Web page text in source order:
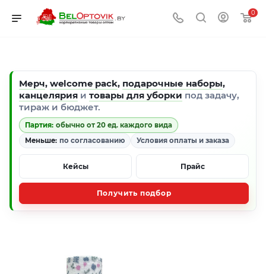
0
Мерч, welcome pack, подарочные наборы,
канцелярия и товары для уборки под задачу,
тираж и бюджет.
Партия: обычно от 20 ед. каждого вида
Меньше: по согласованию Условия оплаты и заказа
Кейсы Прайс
Получить подбор